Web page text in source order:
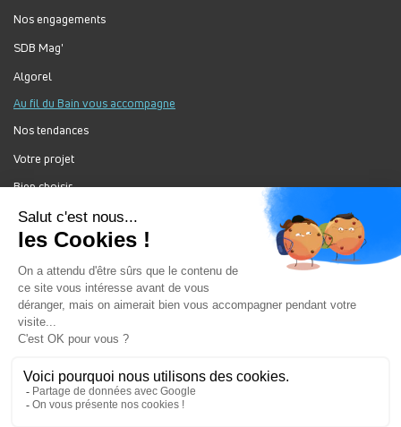
Nos engagements
SDB Mag'
Algorel
Au fil du Bain vous accompagne
Nos tendances
Votre projet
Bien choisir
Forum Au Fil du Bain
Nos produits
Gestion des cookies
Mentions légales